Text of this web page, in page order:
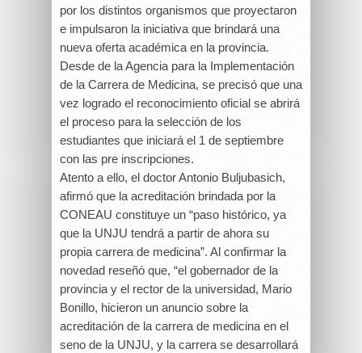
por los distintos organismos que proyectaron
e impulsaron la iniciativa que brindará una
nueva oferta académica en la provincia.
Desde de la Agencia para la Implementación
de la Carrera de Medicina, se precisó que una
vez logrado el reconocimiento oficial se abrirá
el proceso para la selección de los
estudiantes que iniciará el 1 de septiembre
con las pre inscripciones.
Atento a ello, el doctor Antonio Buljubasich,
afirmó que la acreditación brindada por la
CONEAU constituye un “paso histórico, ya
que la UNJU tendrá a partir de ahora su
propia carrera de medicina”. Al confirmar la
novedad reseñó que, “el gobernador de la
provincia y el rector de la universidad, Mario
Bonillo, hicieron un anuncio sobre la
acreditación de la carrera de medicina en el
seno de la UNJU, y la carrera se desarrollará